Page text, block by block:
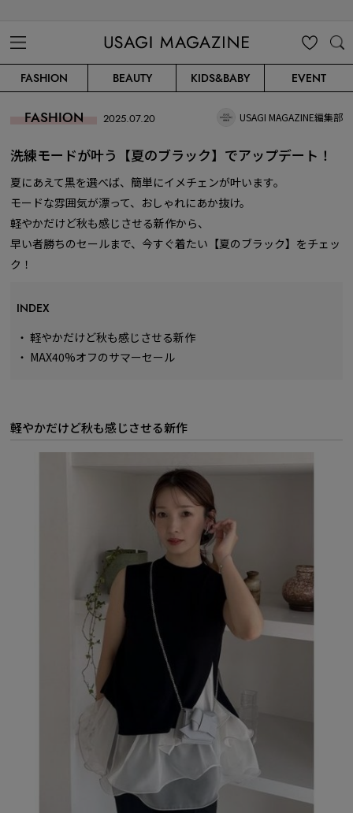
CLIP
FASHION BEAUTY KIDS&BABY EVENT
FASHION 2025.07.20 USAGI MAGAZINE編集部
洗練モードが叶う【夏のブラック】でアップデート！
夏にあえて黒を選べば、簡単にイメチェンが叶います。
モードな雰囲気が漂って、おしゃれにあか抜け。
軽やかだけど秋も感じさせる新作から、
早い者勝ちのセールまで、今すぐ着たい【夏のブラック】をチェッ
ク！
INDEX
・ 軽やかだけど秋も感じさせる新作
・ MAX40%オフのサマーセール
軽やかだけど秋も感じさせる新作